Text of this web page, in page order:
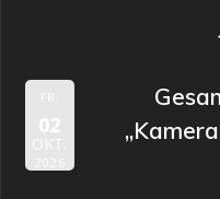
FR.
02
OKT.
2026